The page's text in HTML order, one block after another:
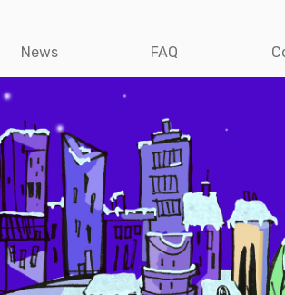
News FAQ